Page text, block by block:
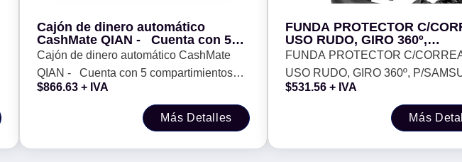
Cajón de dinero automático
CashMate QIAN - Cuenta con 5
compartimientos para billetes y 8
para monedas
Cajón de dinero automático CashMate
QIAN - Cuenta con 5 compartimientos
para billetes y 8 para monedas
$866.63 + IVA
Más Detalles
FUNDA PROTECTOR C/
USO RUDO, GIRO 360º,
P/SAMSUNG GALAXY
PULGADAS, C/MICA, X230,
BROBOTIX, 406931
FUNDA PROTECTOR C/
USO RUDO, GIRO 360º, P/
GALAXY A11+, 11.0 PULGADAS,
C/MICA, X230, BROBOTIX,
$531.56 + IVA
Más